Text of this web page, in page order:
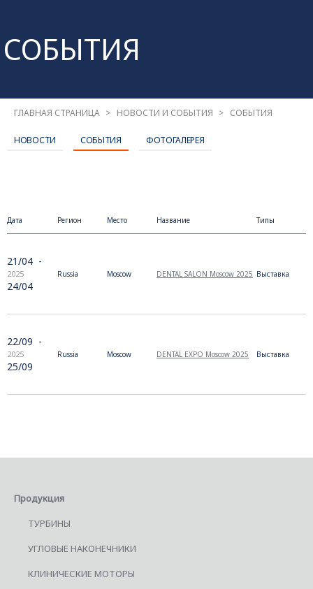
СОБЫТИЯ
ГЛАВНАЯ СТРАНИЦА НОВОСТИ И СОБЫТИЯ СОБЫТИЯ
НОВОСТИ СОБЫТИЯ ФОТОГАЛЕРЕЯ
Дата Регион Место Название Типы
21/04
2025
-
24/04
Russia Moscow DENTAL SALON Moscow 2025 Выставка
22/09
2025
-
25/09
Russia Moscow DENTAL EXPO Moscow 2025 Выставка
Продукция
ТУРБИНЫ
УГЛОВЫЕ НАКОНЕЧНИКИ
КЛИНИЧЕСКИЕ МОТОРЫ